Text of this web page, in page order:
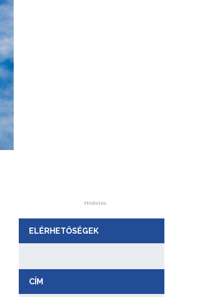
Hirdetés
ELÉRHETŐSÉGEK
CÍM